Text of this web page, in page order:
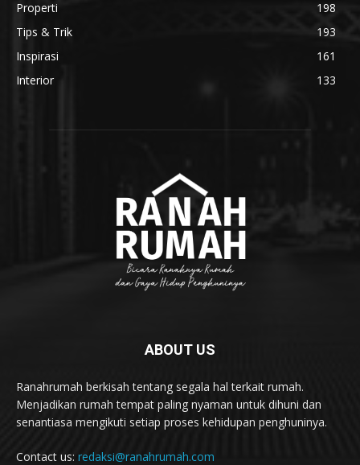
Properti
198
Tips & Trik
193
Inspirasi
161
Interior
133
ABOUT US
Ranahrumah berkisah tentang segala hal terkait rumah.
Menjadikan rumah tempat paling nyaman untuk dihuni dan
senantiasa mengikuti setiap proses kehidupan penghuninya.
Contact us: redaksi@ranahrumah.com